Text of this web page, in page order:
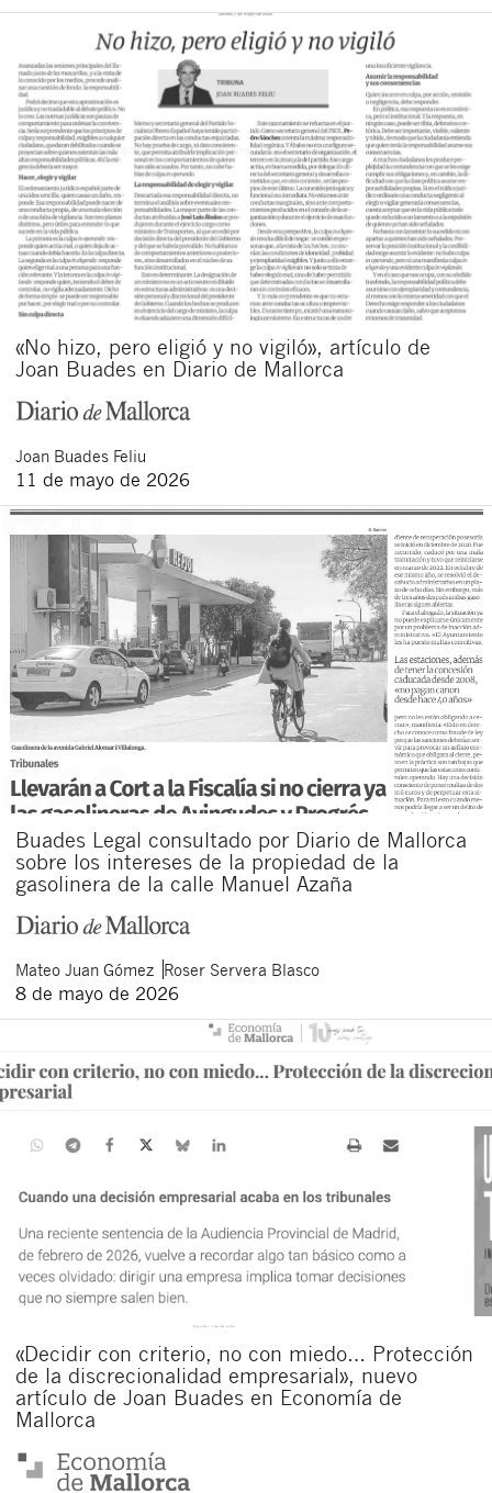
«No hizo, pero eligió y no vigiló», artículo de
Joan Buades en Diario de Mallorca
Joan Buades Feliu
11 de mayo de 2026
Buades Legal consultado por Diario de Mallorca
sobre los intereses de la propiedad de la
gasolinera de la calle Manuel Azaña
Mateo Juan Gómez Roser Servera Blasco
8 de mayo de 2026
«Decidir con criterio, no con miedo… Protección
de la discrecionalidad empresarial», nuevo
artículo de Joan Buades en Economía de
Mallorca